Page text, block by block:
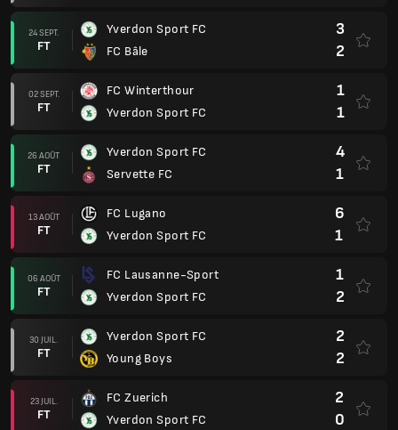
24 SEPT.
FT
Yverdon Sport FC
FC Bâle
3
2
02 SEPT.
FT
FC Winterthour
Yverdon Sport FC
1
1
26 AOÛT
FT
Yverdon Sport FC
Servette FC
4
1
13 AOÛT
FT
FC Lugano
Yverdon Sport FC
6
1
06 AOÛT
FT
FC Lausanne-Sport
Yverdon Sport FC
1
2
30 JUIL.
FT
Yverdon Sport FC
Young Boys
2
2
23 JUIL.
FT
FC Zuerich
Yverdon Sport FC
2
0